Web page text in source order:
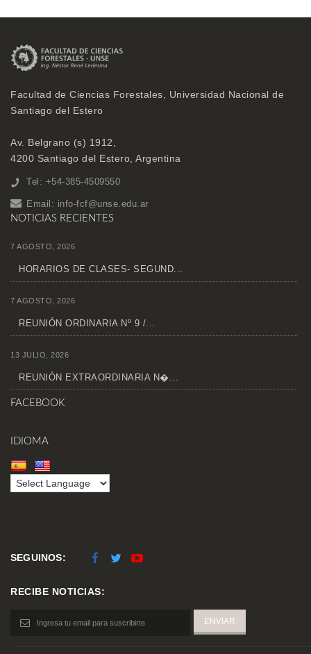
Facultad de Ciencias Forestales, Universidad Nacional de
Santiago del Estero
Av. Belgrano (s) 1912,
4200 Santiago del Estero, Argentina
Tel: +54-385-4509550
Email: info-fcf@unse.edu.ar
NOTICIAS RECIENTES
7 AGOSTO, 2026
HORARIOS DE CLASES- SEGUND...
7 AGOSTO, 2026
REUNIÓN ORDINARIA Nº 9 /...
13 JULIO, 2026
REUNIÓN EXTRAORDINARIA N�...
FACEBOOK
IDIOMA
SEGUINOS:
RECIBE NOTICIAS: